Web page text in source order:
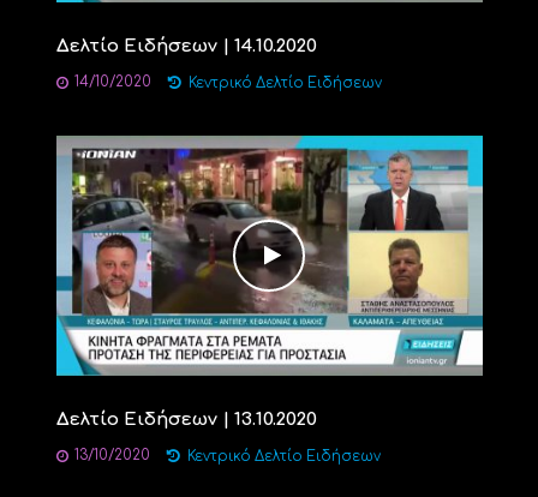
Δελτίο Ειδήσεων | 14.10.2020
14/10/2020 Κεντρικό Δελτίο Ειδήσεων
Δελτίο Ειδήσεων | 13.10.2020
13/10/2020 Κεντρικό Δελτίο Ειδήσεων